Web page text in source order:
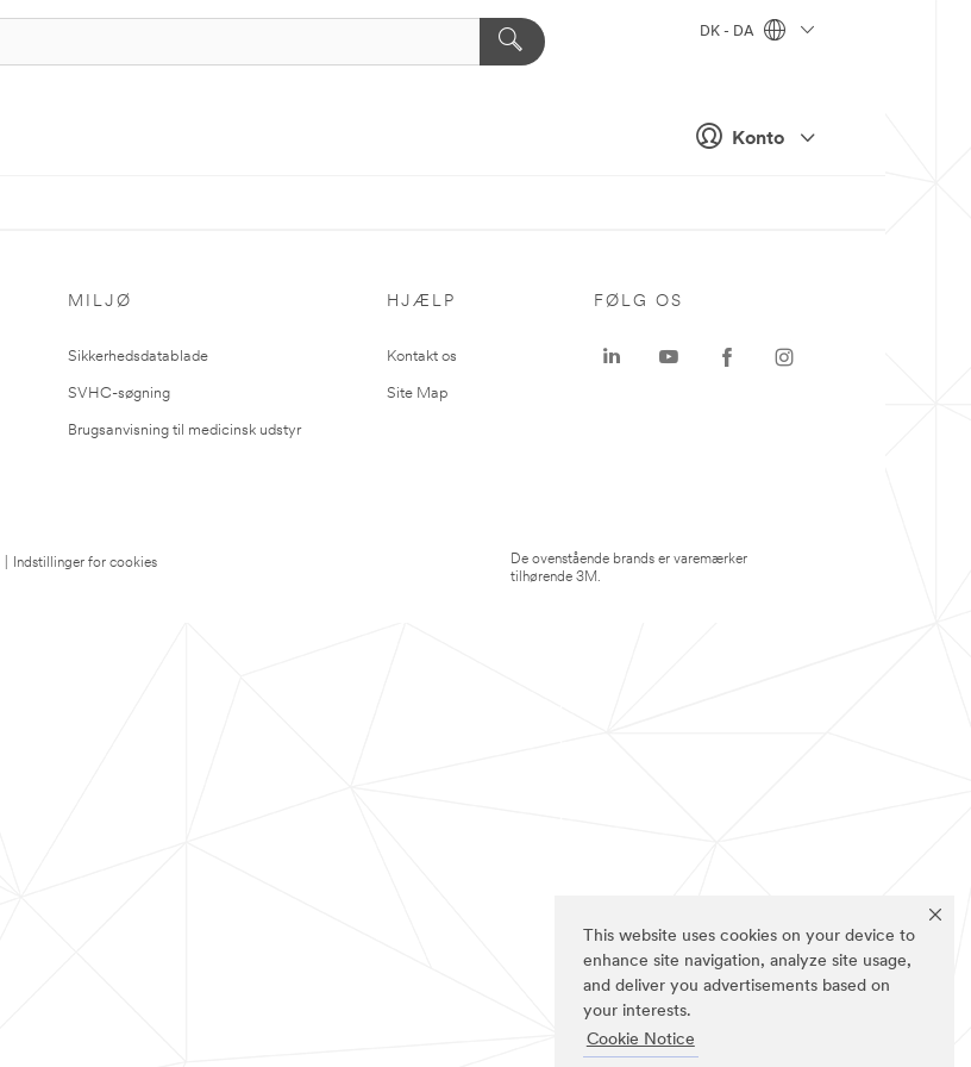
This website uses cookies on your device to
enhance site navigation, analyze site usage,
and deliver you advertisements based on
your interests.
Cookie Notice
Konto
DK - DA
MILJØ
Sikkerhedsdatablade
SVHC-søgning
Brugsanvisning til medicinsk udstyr
HJÆLP
Kontakt os
Site Map
Indstillinger for cookies
FØLG OS
De ovenstående brands er varemærker
tilhørende 3M.